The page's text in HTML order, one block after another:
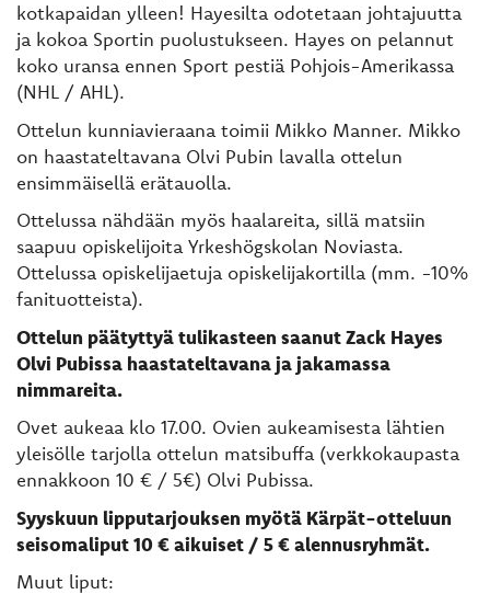
kotkapaidan ylleen! Hayesilta odotetaan johtajuutta
ja kokoa Sportin puolustukseen. Hayes on pelannut
koko uransa ennen Sport pestiä Pohjois-Amerikassa
(NHL / AHL).
Ottelun kunniavieraana toimii Mikko Manner. Mikko
on haastateltavana Olvi Pubin lavalla ottelun
ensimmäisellä erätauolla.
Ottelussa nähdään myös haalareita, sillä matsiin
saapuu opiskelijoita Yrkeshögskolan Noviasta.
Ottelussa opiskelijaetuja opiskelijakortilla (mm. -10%
fanituotteista).
Ottelun päätyttyä tulikasteen saanut Zack Hayes
Olvi Pubissa haastateltavana ja jakamassa
nimmareita.
Ovet aukeaa klo 17.00. Ovien aukeamisesta lähtien
yleisölle tarjolla ottelun matsibuffa (verkkokaupasta
ennakkoon 10 € / 5€) Olvi Pubissa.
Syyskuun lipputarjouksen myötä Kärpät-otteluun
seisomaliput 10 € aikuiset / 5 € alennusryhmät.
Muut liput: